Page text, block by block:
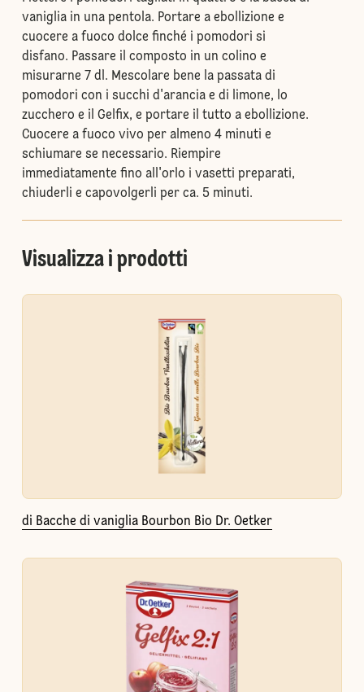
vaniglia in una pentola. Portare a ebollizione e
cuocere a fuoco dolce finché i pomodori si
disfano. Passare il composto in un colino e
misurarne 7 dl. Mescolare bene la passata di
pomodori con i succhi d'arancia e di limone, lo
zucchero e il Gelfix, e portare il tutto a ebollizione.
Cuocere a fuoco vivo per almeno 4 minuti e
schiumare se necessario. Riempire
immediatamente fino all'orlo i vasetti preparati,
chiuderli e capovolgerli per ca. 5 minuti.
Visualizza i prodotti
di Bacche di vaniglia Bourbon Bio Dr. Oetker